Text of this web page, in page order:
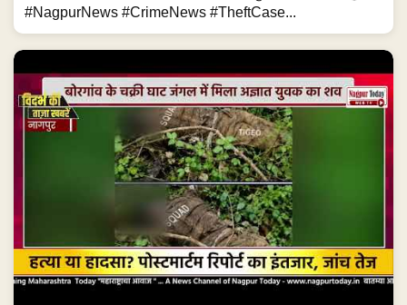
#NagpurNews #CrimeNews #TheftCase...